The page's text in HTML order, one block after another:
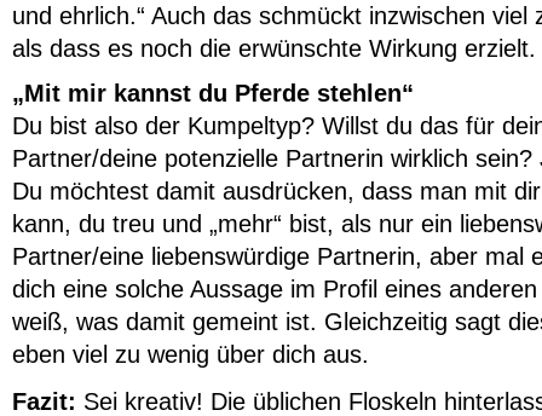
und ehrlich.“ Auch das schmückt inzwischen viel
als dass es noch die erwünschte Wirkung erzielt.
„Mit mir kannst du Pferde stehlen“
Du bist also der Kumpeltyp? Willst du das für
Partner/deine potenzielle Partnerin wirklich sein?
Du möchtest damit ausdrücken, dass man mit
kann, du treu und „mehr“ bist, als nur ein
Partner/eine liebenswürdige Partnerin, aber mal
dich eine solche Aussage im Profil eines
weiß, was damit gemeint ist. Gleichzeitig sagt
eben viel zu wenig über dich aus.
Fazit: Sei kreativ! Die üblichen Floskeln